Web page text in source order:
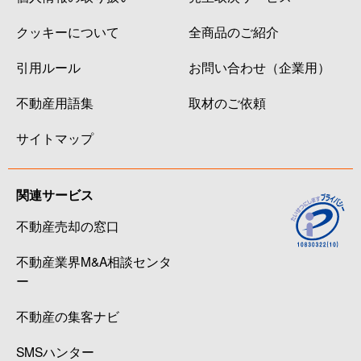
クッキーについて
引用ルール
不動産用語集
サイトマップ
全商品のご紹介
お問い合わせ（企業用）
取材のご依頼
関連サービス
不動産売却の窓口
不動産業界M&A相談センタ
ー
不動産の集客ナビ
SMSハンター